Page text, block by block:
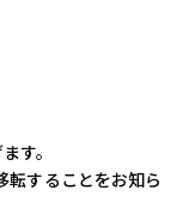
す。
転することをお知ら